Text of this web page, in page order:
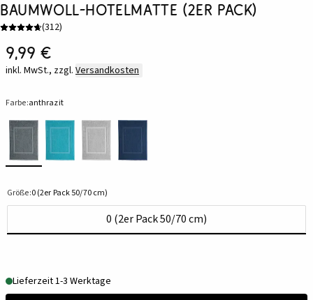
Baumwoll-Hotelmatte (2er Pack)
(312)
9,99 €
inkl. MwSt., zzgl. Versandkosten
Farbe:anthrazit
Größe:0 (2er Pack 50/70 cm)
0 (2er Pack 50/70 cm)
Lieferzeit 1-3 Werktage